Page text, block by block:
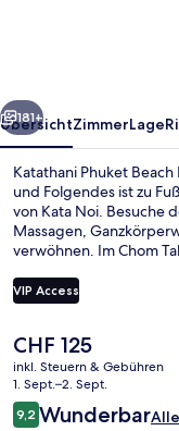
Weiter
181+
ÜbersichtZimmerLage
Katathani Phuket
und Folgendes ist zu
von Kata Noi. Besuche
Massagen,
verwöhnen. Im Chom
weitere Highlights bietet
Außenpools, eine
Bewertungen von
VIP Access
Der
aktuelle
Preis
beträgt
CHF 125.
CHF 125
inkl. Steuern & Gebühren
1. Sept.–2. Sept.
Bewertungen
9,29,2 von 10.
Wunderbar